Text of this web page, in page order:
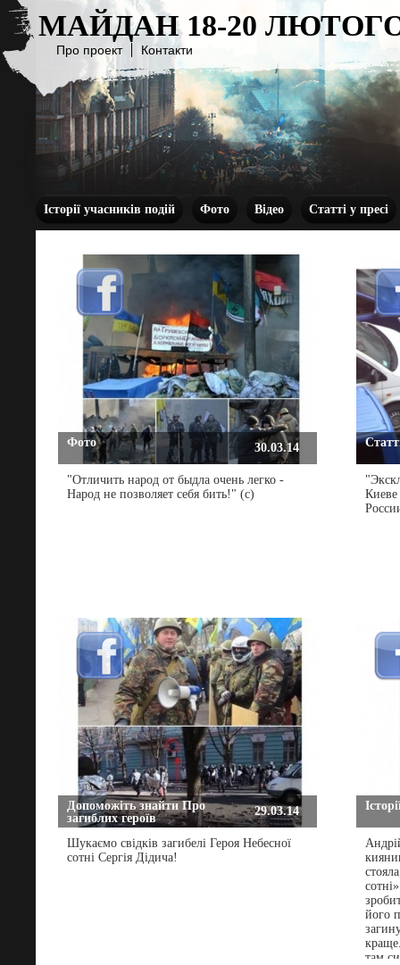
МАЙДАН 18-20
Про проект Контакти
Історії учасників подій Фото Відео Статті у пресі
Фото 30.03.14
"Отличить народ от быдла очень легко -
Народ не позволяет себя бить!" (с)
Допоможіть знайти Про
загиблих героїв
29.03.14
Шукаємо свідків загибелі Героя Небесної
сотні Сергія Дідича!
його
там